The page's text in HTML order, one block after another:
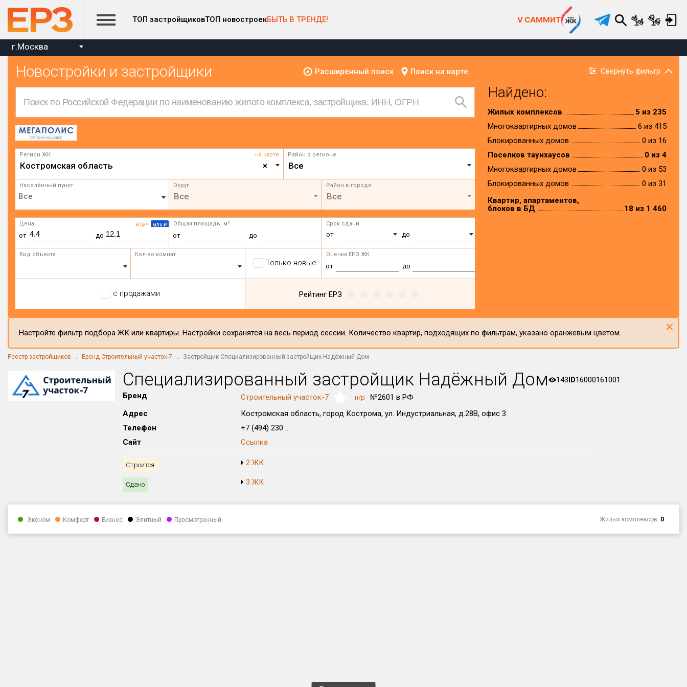
ТОП застройщиковТОП новостроекБЫТЬ В ТРЕНДЕ! V САММИТ
г.Москва
Новостройки и застройщики Расширенный поиск Поиск на карте Свернуть фильтр
Регион ЖК на карте
×
Костромская область
Район в регионе
Все
Населённый пункт Округ
Все
Район в городе
Все
₽/м² млн ₽
Цена
от до
Общая площадь, м²
от до
Срок сдачи
от до
Вид объекта Кол-во комнат
Только новые
Оценка ЕРЗ ЖК
от до
с продажами Рейтинг ЕРЗ
Найдено:
Жилых комплексов
5 из 235
Многоквартирных домов
6 из 415
Блокированных домов
0 из 16
Поселков таунхаусов
0 из 4
Многоквартирных домов
0 из 53
Блокированных домов
0 из 31
Квартир, апартаментов,
блоков в БД
18 из 1 460
Настройте фильтр подбора ЖК или квартиры. Настройки сохранятся на весь период сессии. Количество квартир, подходящих по фильтрам, указано оранжевым цветом. ×
Реестр застройщиков Бренд Строительный участок-7 Застройщик Специализированный застройщик Надёжный Дом
Специализированный застройщик Надёжный Дом 143ID16000161001
Бренд
Строительный участок-7 н/р
№2601 в РФ
Адрес
Костромская область, город Кострома, ул. Индустриальная, д.28В, офис 3
Телефон
+7 (494) 230 ...
Сайт
Ссылка
Строится 2 ЖК
Сдано 3 ЖК
Эконом Комфорт Бизнес Элитный Просмотренный Жилых комплексов: 0